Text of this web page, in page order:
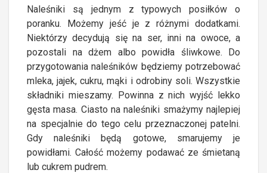
Naleśniki są jednym z typowych posiłków o
poranku. Możemy jeść je z różnymi dodatkami.
Niektórzy decydują się na ser, inni na owoce, a
pozostali na dżem albo powidła śliwkowe. Do
przygotowania naleśników będziemy potrzebować
mleka, jajek, cukru, mąki i odrobiny soli. Wszystkie
składniki mieszamy. Powinna z nich wyjść lekko
gęsta masa. Ciasto na naleśniki smażymy najlepiej
na specjalnie do tego celu przeznaczonej patelni.
Gdy naleśniki będą gotowe, smarujemy je
powidłami. Całość możemy podawać ze śmietaną
lub cukrem pudrem.